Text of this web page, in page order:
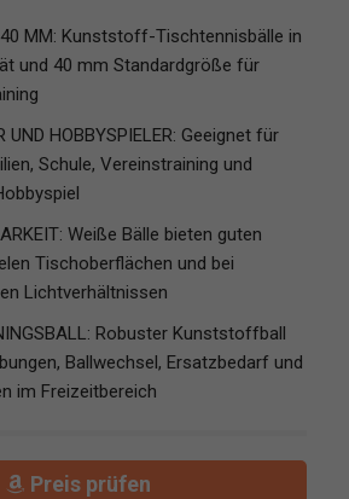
40 MM: Kunststoff-Tischtennisbälle in
und 40 mm Standardgröße für
UND HOBBYSPIELER: Geeignet für
Schule, Vereinstraining und
Weiße Bälle bieten guten
Tischoberflächen und bei
Lichtverhältnissen
Robuster Kunststoffball
Ballwechsel, Ersatzbedarf und
im Freizeitbereich
Preis prüfen